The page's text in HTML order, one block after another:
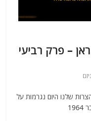
– פרק רביעי
שלנו היום נגרמות על